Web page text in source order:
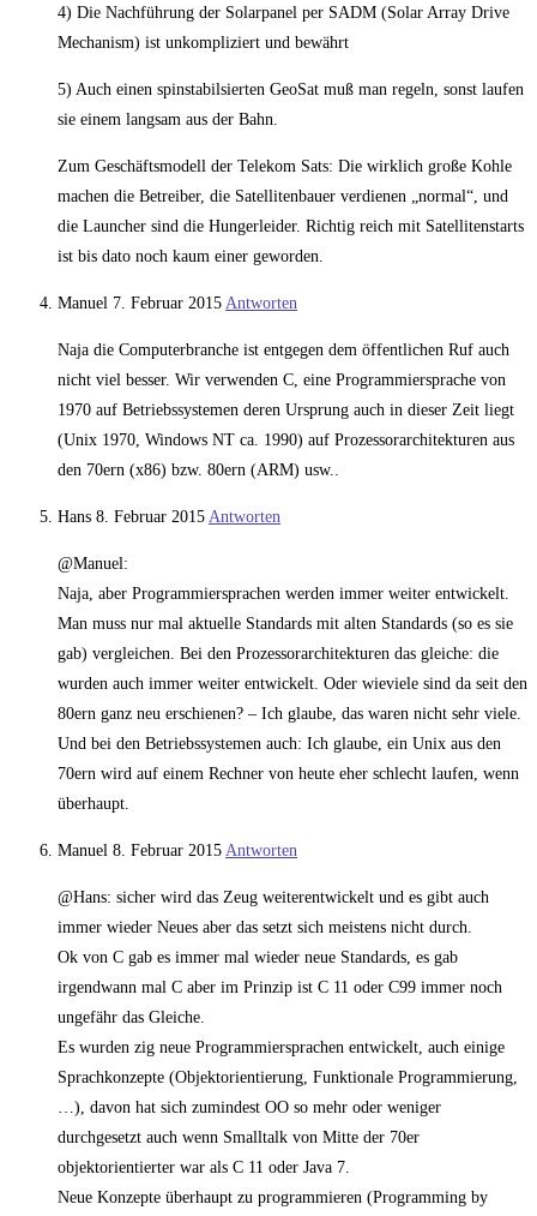
4) Die Nachführung der Solarpanel per SADM (Solar Array Drive
Mechanism) ist unkompliziert und bewährt
5) Auch einen spinstabilsierten GeoSat muß man regeln, sonst laufen
sie einem langsam aus der Bahn.
Zum Geschäftsmodell der Telekom Sats: Die wirklich große Kohle
machen die Betreiber, die Satellitenbauer verdienen „normal“, und
die Launcher sind die Hungerleider. Richtig reich mit Satellitenstarts
ist bis dato noch kaum einer geworden.
Manuel 7. Februar 2015 Antworten
Naja die Computerbranche ist entgegen dem öffentlichen Ruf auch
nicht viel besser. Wir verwenden C, eine Programmiersprache von
1970 auf Betriebssystemen deren Ursprung auch in dieser Zeit liegt
(Unix 1970, Windows NT ca. 1990) auf Prozessorarchitekturen aus
den 70ern (x86) bzw. 80ern (ARM) usw..
Hans 8. Februar 2015 Antworten
@Manuel:
Naja, aber Programmiersprachen werden immer weiter entwickelt.
Man muss nur mal aktuelle Standards mit alten Standards (so es sie
gab) vergleichen. Bei den Prozessorarchitekturen das gleiche: die
wurden auch immer weiter entwickelt. Oder wieviele sind da seit den
80ern ganz neu erschienen? – Ich glaube, das waren nicht sehr viele.
Und bei den Betriebssystemen auch: Ich glaube, ein Unix aus den
70ern wird auf einem Rechner von heute eher schlecht laufen, wenn
überhaupt.
Manuel 8. Februar 2015 Antworten
@Hans: sicher wird das Zeug weiterentwickelt und es gibt auch
immer wieder Neues aber das setzt sich meistens nicht durch.
Ok von C gab es immer mal wieder neue Standards, es gab
irgendwann mal C aber im Prinzip ist C 11 oder C99 immer noch
ungefähr das Gleiche.
Es wurden zig neue Programmiersprachen entwickelt, auch einige
Sprachkonzepte (Objektorientierung, Funktionale Programmierung,
…), davon hat sich zumindest OO so mehr oder weniger
durchgesetzt auch wenn Smalltalk von Mitte der 70er
objektorientierter war als C 11 oder Java 7.
Neue Konzepte überhaupt zu programmieren (Programming by